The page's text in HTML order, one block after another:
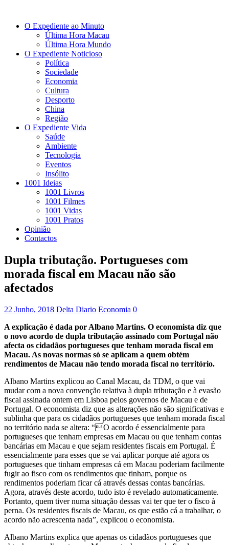
O Expediente ao Minuto
Última Hora Macau
Última Hora Mundo
O Expediente Noticioso
Política
Sociedade
Economia
Cultura
Desporto
China
Região
O Expediente Vida
Saúde
Ambiente
Tecnologia
Eventos
Insólito
1001 Ideias
1001 Livros
1001 Filmes
1001 Vidas
1001 Pratos
Opinião
Contactos
Dupla tributação. Portugueses com
morada fiscal em Macau não são
afectados
22 Junho, 2018 Delta Diario Economia 0
A explicação é dada por Albano Martins. O economista diz que
o novo acordo de dupla tributação assinado com Portugal não
afecta os cidadãos portugueses que tenham morada fiscal em
Macau. As novas normas só se aplicam a quem obtém
rendimentos de Macau não tendo morada fiscal no território.
Albano Martins explicou ao Canal Macau, da TDM, o que vai
mudar com a nova convenção relativa à dupla tributação e à evasão
fiscal assinada ontem em Lisboa pelos governos de Macau e de
Portugal. O economista diz que as alterações não são significativas e
sublinha que para os cidadãos portugueses que tenham morada fiscal
no território nada se altera: “O acordo é essencialmente para
portugueses que tenham empresas em Macau ou que tenham contas
bancárias em Macau e que sejam residentes fiscais em Portugal. É
essencialmente para esses que se vai aplicar porque até agora os
portugueses que tinham empresas cá em Macau poderiam facilmente
fugir ao fisco com os rendimentos que tinham, porque os
rendimentos poderiam ficar cá através dessas contas bancárias.
Agora, através deste acordo, tudo isto é revelado automaticamente.
Portanto, quem tiver numa situação dessas vai ter que ter o fisco à
perna. Os residentes fiscais de Macau, os que estão cá a trabalhar, o
acordo não acrescenta nada”, explicou o economista.
Albano Martins explica que apenas os cidadãos portugueses que